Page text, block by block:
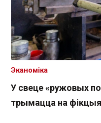
У свеце «ружовых
трымацца на
Эканоміка